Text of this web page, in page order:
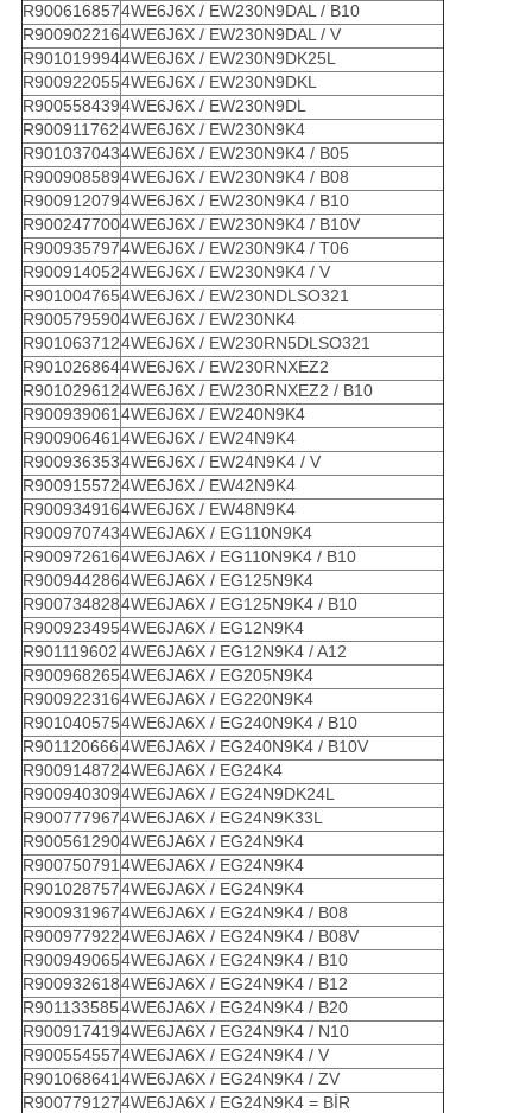
R9006168574WE6J6X / EW230N9DAL / B10
R9009022164WE6J6X / EW230N9DAL / V
R9010199944WE6J6X / EW230N9DK25L
R9009220554WE6J6X / EW230N9DKL
R9005584394WE6J6X / EW230N9DL
R9009117624WE6J6X / EW230N9K4
R9010370434WE6J6X / EW230N9K4 / B05
R9009085894WE6J6X / EW230N9K4 / B08
R9009120794WE6J6X / EW230N9K4 / B10
R9002477004WE6J6X / EW230N9K4 / B10V
R9009357974WE6J6X / EW230N9K4 / T06
R9009140524WE6J6X / EW230N9K4 / V
R9010047654WE6J6X / EW230NDLSO321
R9005795904WE6J6X / EW230NK4
R9010637124WE6J6X / EW230RN5DLSO321
R9010268644WE6J6X / EW230RNXEZ2
R9010296124WE6J6X / EW230RNXEZ2 / B10
R9009390614WE6J6X / EW240N9K4
R9009064614WE6J6X / EW24N9K4
R9009363534WE6J6X / EW24N9K4 / V
R9009155724WE6J6X / EW42N9K4
R9009349164WE6J6X / EW48N9K4
R9009707434WE6JA6X / EG110N9K4
R9009726164WE6JA6X / EG110N9K4 / B10
R9009442864WE6JA6X / EG125N9K4
R9007348284WE6JA6X / EG125N9K4 / B10
R9009234954WE6JA6X / EG12N9K4
R901119602 4WE6JA6X / EG12N9K4 / A12
R9009682654WE6JA6X / EG205N9K4
R9009223164WE6JA6X / EG220N9K4
R9010405754WE6JA6X / EG240N9K4 / B10
R9011206664WE6JA6X / EG240N9K4 / B10V
R9009148724WE6JA6X / EG24K4
R9009403094WE6JA6X / EG24N9DK24L
R9007779674WE6JA6X / EG24N9K33L
R9005612904WE6JA6X / EG24N9K4
R9007507914WE6JA6X / EG24N9K4
R9010287574WE6JA6X / EG24N9K4
R9009319674WE6JA6X / EG24N9K4 / B08
R9009779224WE6JA6X / EG24N9K4 / B08V
R9009490654WE6JA6X / EG24N9K4 / B10
R9009326184WE6JA6X / EG24N9K4 / B12
R9011335854WE6JA6X / EG24N9K4 / B20
R9009174194WE6JA6X / EG24N9K4 / N10
R9005545574WE6JA6X / EG24N9K4 / V
R9010686414WE6JA6X / EG24N9K4 / ZV
R9007791274WE6JA6X / EG24N9K4 = BİR